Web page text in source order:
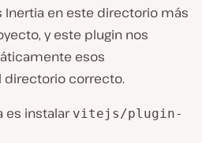
en este directorio más
y este plugin nos
esos
correcto.
es instalar vitejs/plugin-